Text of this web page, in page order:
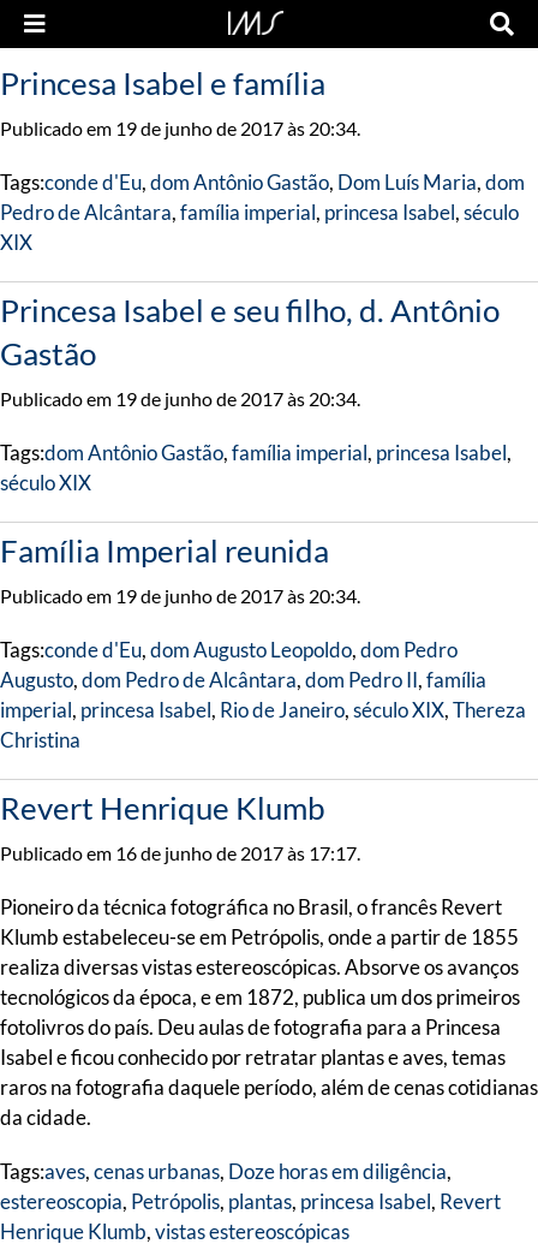
Princesa Isabel e família
Publicado em 19 de junho de 2017 às 20:34.
Tags:conde d'Eu,dom Antônio Gastão, Dom Luís Maria,dom
Pedro de Alcântara,família imperial, princesa Isabel,século
XIX
Princesa Isabel e seu filho, d. Antônio
Gastão
Publicado em 19 de junho de 2017 às 20:34.
Tags:dom Antônio Gastão,família imperial, princesa Isabel,
século XIX
Família Imperial reunida
Publicado em 19 de junho de 2017 às 20:34.
Tags:conde d'Eu,dom Augusto Leopoldo,dom Pedro
Augusto,dom Pedro de Alcântara,dom Pedro II,família
imperial, princesa Isabel, Rio de Janeiro,século XIX,Thereza
Christina
Revert Henrique Klumb
Publicado em 16 de junho de 2017 às 17:17.
Pioneiro da técnica fotográfica no Brasil, o francês Revert
Klumb estabeleceu-se em Petrópolis, onde a partir de 1855
realiza diversas vistas estereoscópicas. Absorve os avanços
tecnológicos da época, e em 1872, publica um dos primeiros
fotolivros do país. Deu aulas de fotografia para a Princesa
Isabel e ficou conhecido por retratar plantas e aves, temas
raros na fotografia daquele período, além de cenas cotidianas
da cidade.
Tags:aves,cenas urbanas, Doze horas em diligência,
estereoscopia, Petrópolis, plantas, princesa Isabel, Revert
Henrique Klumb,vistas estereoscópicas